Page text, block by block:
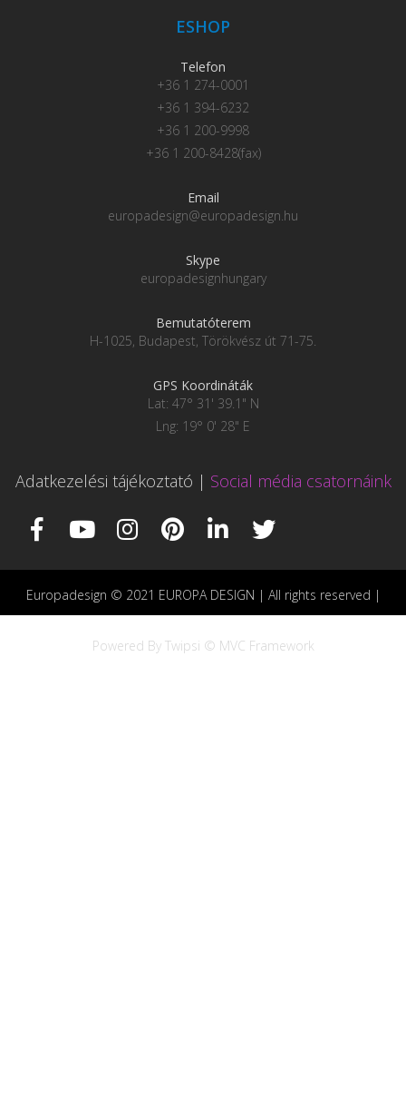
ESHOP
Telefon
+36 1 274-0001
+36 1 394-6232
+36 1 200-9998
+36 1 200-8428(fax)
Email
europadesign@europadesign.hu
Skype
europadesignhungary
Bemutatóterem
H-1025, Budapest, Törökvész út 71-75.
GPS Koordináták
Lat: 47° 31' 39.1" N
Lng: 19° 0' 28" E
Adatkezelési tájékoztató | Social média csatornáink
Europadesign © 2021 EUROPA DESIGN | All rights reserved |
Powered By Twipsi © MVC Framework